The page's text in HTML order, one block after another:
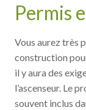
Permis
Vous aurez très
construction
il y aura des
l’ascenseur. Le
souvent inclus